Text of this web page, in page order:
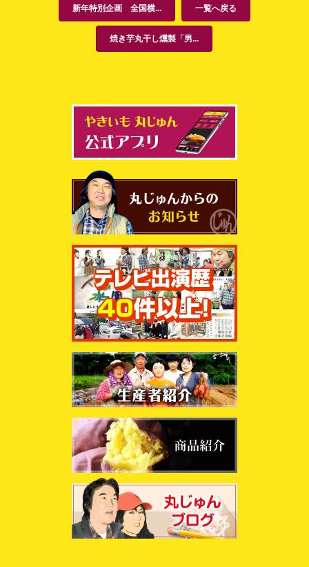
新年特別企画 全国横... 一覧へ戻る
焼き芋丸干し燻製「男...